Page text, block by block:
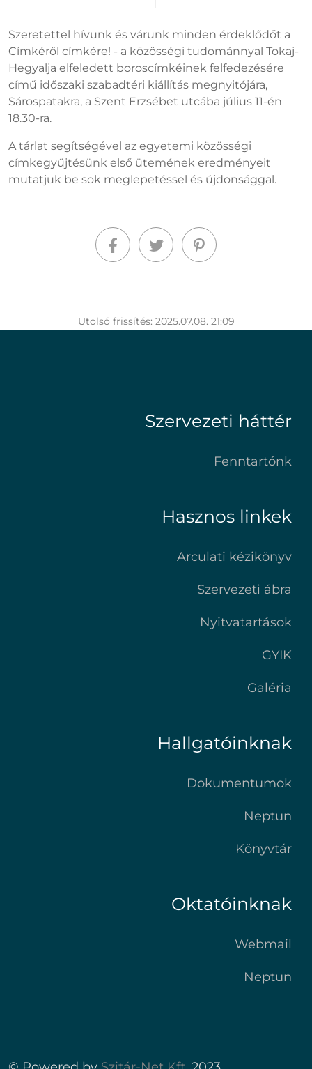
Szeretettel hívunk és várunk minden érdeklődőt a
Címkéről címkére! - a közösségi tudománnyal Tokaj-
Hegyalja elfeledett boroscímkéinek felfedezésére
című időszaki szabadtéri kiállítás megnyitójára,
Sárospatakra, a Szent Erzsébet utcába július 11-én
18.30-ra.
A tárlat segítségével az egyetemi közösségi
címkegyűjtésünk első ütemének eredményeit
mutatjuk be sok meglepetéssel és újdonsággal.
Utolsó frissítés: 2025.07.08. 21:09
Szervezeti háttér
Fenntartónk
Hasznos linkek
Arculati kézikönyv
Szervezeti ábra
Nyitvatartások
GYIK
Galéria
Hallgatóinknak
Dokumentumok
Neptun
Könyvtár
Oktatóinknak
Webmail
Neptun